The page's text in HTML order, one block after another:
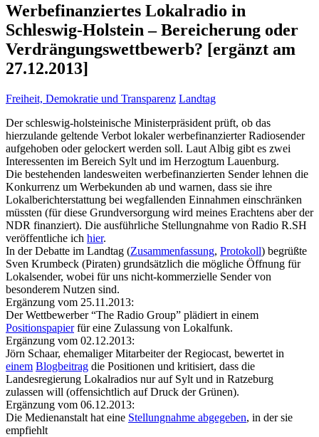
Werbefinanziertes Lokalradio in
Schleswig-Holstein – Bereicherung oder
Verdrängungswettbewerb? [ergänzt am
27.12.2013]
Freiheit, Demokratie und Transparenz Landtag
Der schleswig-holsteinische Ministerpräsident prüft, ob das
hierzulande geltende Verbot lokaler werbefinanzierter Radiosender
aufgehoben oder gelockert werden soll. Laut Albig gibt es zwei
Interessenten im Bereich Sylt und im Herzogtum Lauenburg.
Die bestehenden landesweiten werbefinanzierten Sender lehnen die
Konkurrenz um Werbekunden ab und warnen, dass sie ihre
Lokalberichterstattung bei wegfallenden Einnahmen einschränken
müssten (für diese Grundversorgung wird meines Erachtens aber der
NDR finanziert). Die ausführliche Stellungnahme von Radio R.SH
veröffentliche ich hier.
In der Debatte im Landtag (Zusammenfassung, Protokoll) begrüßte
Sven Krumbeck (Piraten) grundsätzlich die mögliche Öffnung für
Lokalsender, wobei für uns nicht-kommerzielle Sender von
besonderem Nutzen sind.
Ergänzung vom 25.11.2013:
Der Wettbewerber “The Radio Group” plädiert in einem
Positionspapierfür eine Zulassung von Lokalfunk.
Ergänzung vom 02.12.2013:
Jörn Schaar, ehemaliger Mitarbeiter der Regiocast, bewertet in
einem Blogbeitrag die Positionen und kritisiert, dass die
Landesregierung Lokalradios nur auf Sylt und in Ratzeburg
zulassen will (offensichtlich auf Druck der Grünen).
Ergänzung vom 06.12.2013:
Die Medienanstalt hat eine Stellungnahme abgegeben, in der sie
empfiehlt